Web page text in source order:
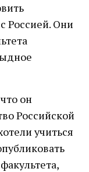
Россией. Они
он
Российской
учиться